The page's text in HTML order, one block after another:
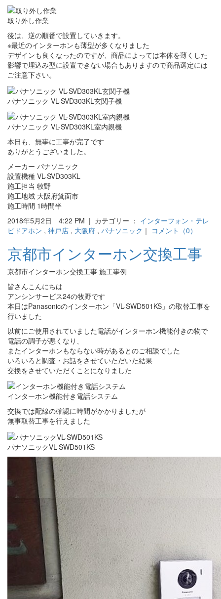
取り外し作業
後は、逆の順番で設置していきます。
※最近のインターホンも薄型が多くなりました
デザインも良くなったのですが、商品によっては本体を薄くした
影響で埋込み型に設置できない場合もありますので商品選定には
ご注意下さい。
パナソニック VL-SVD303KL玄関子機
パナソニック VL-SVD303KL室内親機
本日も、無事に工事が完了です
ありがとうございました。
メーカー パナソニック
設置機種 VL-SVD303KL
施工担当 牧野
施工地域 大阪府箕面市
施工時間 1時間半
2018年5月2日 4:22 PM | カテゴリー ： インターフォン・テレ
ビドアホン , 神戸店 , 大阪府 , パナソニック ｜ コメント（0）
京都市インターホン交換工事
京都市インターホン交換工事 施工事例
皆さんこんにちは
アンシンサービス24の牧野です
本日はPanasonicのインターホン「VL-SWD501KS」の取替工事を
行いました
以前にご使用されていました電話がインターホン機能付きの物で
電話の調子が悪くなり、
またインターホンもならない時があるとのご相談でした
いろいろと調査・お話をさせていただいた結果
交換をさせていただくことになりました
インターホン機能付き電話システム
交換では配線の確認に時間がかかりましたが
無事取替工事を行えました
パナソニックVL-SWD501KS